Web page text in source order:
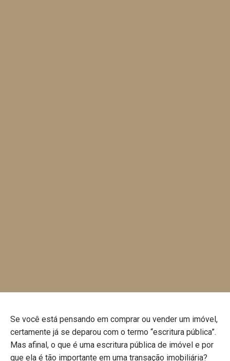
Se você está pensando em comprar ou vender um imóvel,
certamente já se deparou com o termo “escritura pública”.
Mas afinal, o que é uma escritura pública de imóvel e por
que ela é tão importante em uma transação imobiliária?